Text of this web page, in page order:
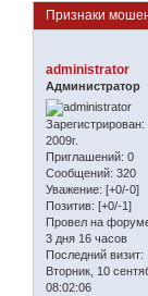
Признаки
administrator
Администратор
Зарегистрирован:
2009г.
Приглашений: 0
Сообщений: 320
Уважение: [+0/-0]
Позитив: [+0/-1]
Провел на
3 дня 16 часов
Последний визит:
Вторник, 10
08:02:06